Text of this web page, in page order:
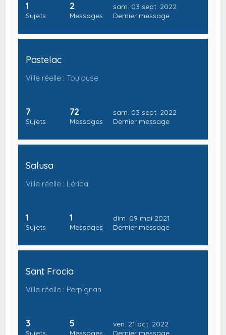
1
Sujets
2
Messages
sam. 03 sept. 2022
Dernier message
Pastelac
Ville réelle : Toulouse
7
Sujets
72
Messages
sam. 03 sept. 2022
Dernier message
Salusa
Ville réelle : Lérida
1
Sujets
1
Messages
dim. 09 mai 2021
Dernier message
Sant Frocia
Ville réelle : Perpignan
3
Sujets
5
Messages
ven. 21 oct. 2022
Dernier message